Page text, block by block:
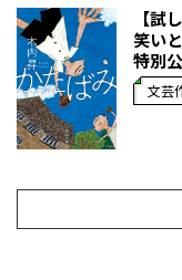
【試
笑い
特別
文芸